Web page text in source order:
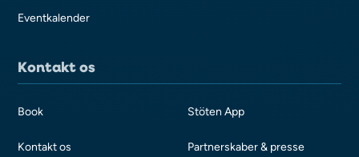
Eventkalender
Kontakt os
Book
Kontakt os
Stöten App
Partnerskaber & presse